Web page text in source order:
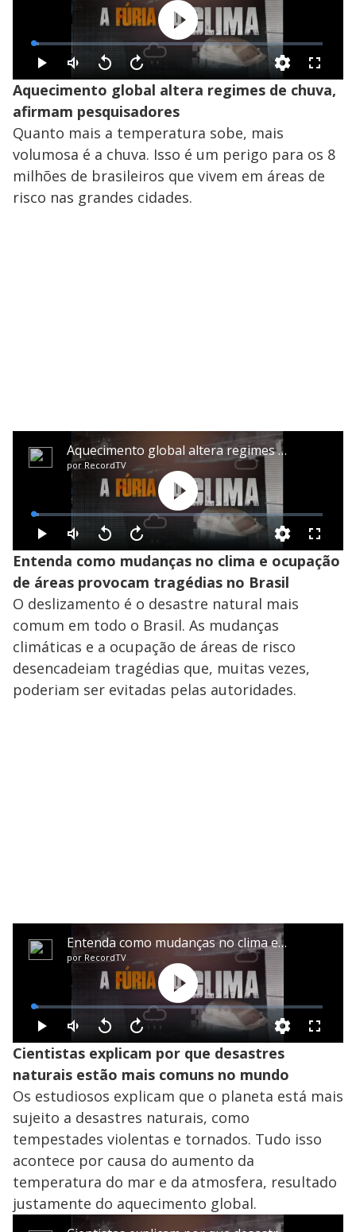
Aquecimento global altera regimes de chuva,
afirmam pesquisadores
Quanto mais a temperatura sobe, mais
volumosa é a chuva. Isso é um perigo para os 8
milhões de brasileiros que vivem em áreas de
risco nas grandes cidades.
Entenda como mudanças no clima e ocupação
de áreas provocam tragédias no Brasil
O deslizamento é o desastre natural mais
comum em todo o Brasil. As mudanças
climáticas e a ocupação de áreas de risco
desencadeiam tragédias que, muitas vezes,
poderiam ser evitadas pelas autoridades.
Cientistas explicam por que desastres
naturais estão mais comuns no mundo
Os estudiosos explicam que o planeta está mais
sujeito a desastres naturais, como
tempestades violentas e tornados. Tudo isso
acontece por causa do aumento da
temperatura do mar e da atmosfera, resultado
justamente do aquecimento global.